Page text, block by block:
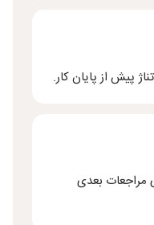
پیش از پایان کار.
مراجعات بعدی